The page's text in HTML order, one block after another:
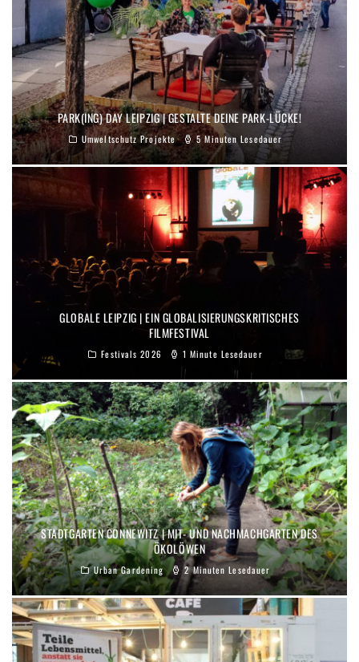
PARK(ING) DAY LEIPZIG | GESTALTE DEINE PARK-LÜCKE!
Umweltschutz Projekte 5 Minuten Lesedauer
GLOBALE LEIPZIG | EIN GLOBALISIERUNGSKRITISCHES
FILMFESTIVAL
Festivals 2026 1 Minute Lesedauer
STADTGARTEN CONNEWITZ | MIT- UND NACHMACHGARTEN DES
ÖKOLÖWEN
Urban Gardening 2 Minuten Lesedauer